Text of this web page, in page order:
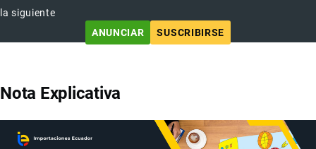
la siguiente
ANUNCIAR
SUSCRIBIRSE
Nota Explicativa